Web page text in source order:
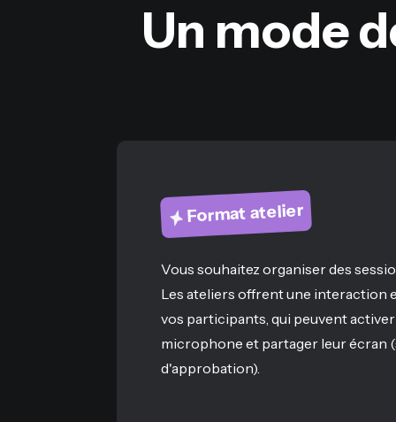
Un mode
Format atelier
Vous souhaitez organiser des
Les ateliers offrent une interaction
vos participants, qui peuvent
microphone et partager leur écran
d'approbation).